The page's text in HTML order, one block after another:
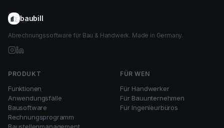
baubill
Abrechnungssoftware für Bau & Handwerk. Made in Germany.
PRODUKT
Funktionen
Anwendungsfälle
Bausoftware
Rechnungsprogramm
FÜR WEN
Für Handwerker
Für Bauunternehmen
Für Ingenieurbüros